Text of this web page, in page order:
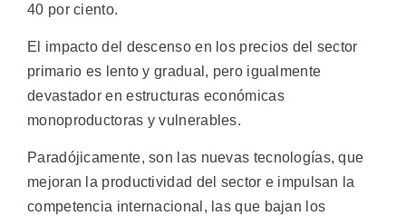
40 por ciento.
El impacto del descenso en los precios del sector
primario es lento y gradual, pero igualmente
devastador en estructuras económicas
monoproductoras y vulnerables.
Paradójicamente, son las nuevas tecnologías, que
mejoran la productividad del sector e impulsan la
competencia internacional, las que bajan los